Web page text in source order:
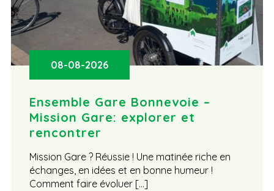
08-08-2026
Ensemble Gare Bonnevoie –
Mission Gare: explorer et
rencontrer
Mission Gare ? Réussie ! Une matinée riche en
échanges, en idées et en bonne humeur !
Comment faire évoluer […]